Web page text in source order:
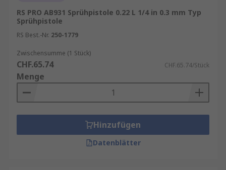
RS PRO AB931 Sprühpistole 0.22 L 1/4 in 0.3 mm Typ
Sprühpistole
RS Best.-Nr. 250-1779
Zwischensumme (1 Stück)
CHF.65.74 CHF.65.74/Stück
Menge
Hinzufügen
Datenblätter